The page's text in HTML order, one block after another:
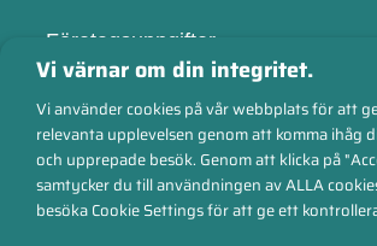
Företagsuppgifter
Säkra betalningar
Vi värnar om din integritet.
Vi använder cookies på vår webbplats för att
relevanta upplevelsen genom att komma ihåg
och upprepade besök. Genom att klicka på
samtycker du till användningen av ALLA
besöka Cookie Settings för att ge ett